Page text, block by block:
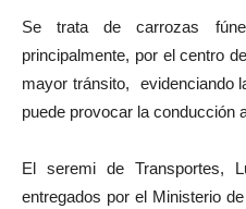
Se trata de carrozas
principalmente, por el centro
mayor tránsito, evidenciando
puede provocar la conducción
El seremi de Transportes,
entregados por el Ministerio